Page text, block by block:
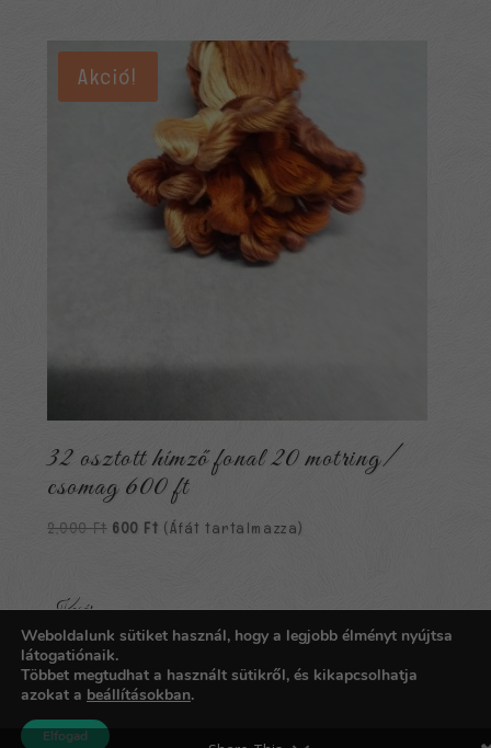
3,000 Ft.900 Ft.
Akció!
32 osztott hímző fonal 20 motring/
csomag 600 ft
2,000Ft Original
600 FtCurrent
(Áfát tartalmazza)
Kosár
Nincsenek termékek a kosárban.
Copyright © 2026
Weboldalunk sütiket használ, hogy a legjobb élményt nyújtsa
látogatiónaik.
Többet megtudhat a használt sütikről, és kikapcsolhatja
azokat a beállításokban.
Elfogad